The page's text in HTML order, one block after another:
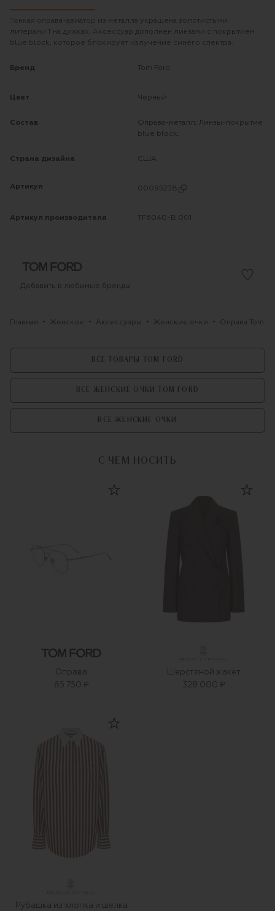
Тонкая оправа-авиатор из металла украшена золотистыми
литерами Т на дужках. Аксессуар дополнен линзами с покрытием
blue block, которое блокирует излучение синего спектра.
Бренд Tom Ford
Цвет Черный
Состав
Оправа-металл; Линзы-покрытие
blue block;
Страна дизайна США
Артикул 00095238
Артикул производителя TF6040-B 001
Добавить в любимые бренды
Главная Женское Аксессуары Женские очки Оправа Tom
ВСЕ ТОВАРЫ TOM FORD
ВСЕ ЖЕНСКИЕ ОЧКИ TOM FORD
ВСЕ ЖЕНСКИЕ ОЧКИ
С ЧЕМ НОСИТЬ
Оправа
65 750 ₽
Шерстяной жакет
328 000 ₽
Рубашка из хлопка и шелка